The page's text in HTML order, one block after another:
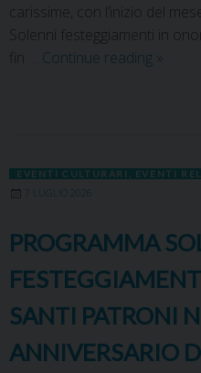
carissime, con l’inizio del
Solenni festeggiamenti in
fin … Continue reading »
EVENTI CULTURARI EVENTI
7 LUGLIO 2026
PROGRAMMA
SANTI PATRONI
ANNIVERSARIO